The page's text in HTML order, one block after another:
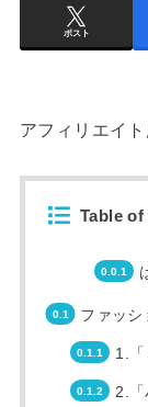
ポスト
アフィリエイ
Table
ファッシ
1.「
2.「